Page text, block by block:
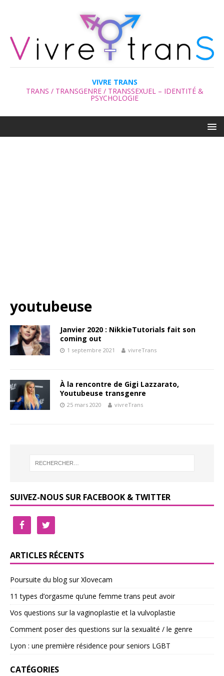
VIVRE TRANS
TRANS / TRANSGENRE / TRANSSEXUEL – IDENTITÉ &
PSYCHOLOGIE
youtubeuse
Janvier 2020 : NikkieTutorials fait son
coming out
1 septembre 2021 vivreTrans
À la rencontre de Gigi Lazzarato,
Youtubeuse transgenre
25 mars 2020 vivreTrans
SUIVEZ-NOUS SUR FACEBOOK & TWITTER
ARTICLES RÉCENTS
Poursuite du blog sur Xlovecam
11 types d’orgasme qu’une femme trans peut avoir
Vos questions sur la vaginoplastie et la vulvoplastie
Comment poser des questions sur la sexualité / le genre
Lyon : une première résidence pour seniors LGBT
CATÉGORIES